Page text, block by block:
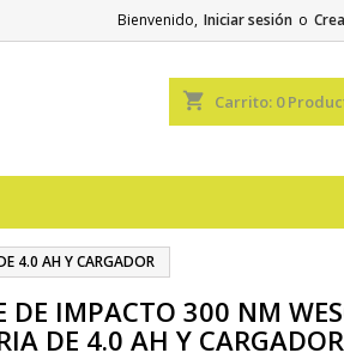
Bienvenido, Iniciar sesión o
shopping_cart Carrito: 0
4.0 AH Y CARGADOR
DE IMPACTO 300 NM
DE 4.0 AH Y CARGADOR